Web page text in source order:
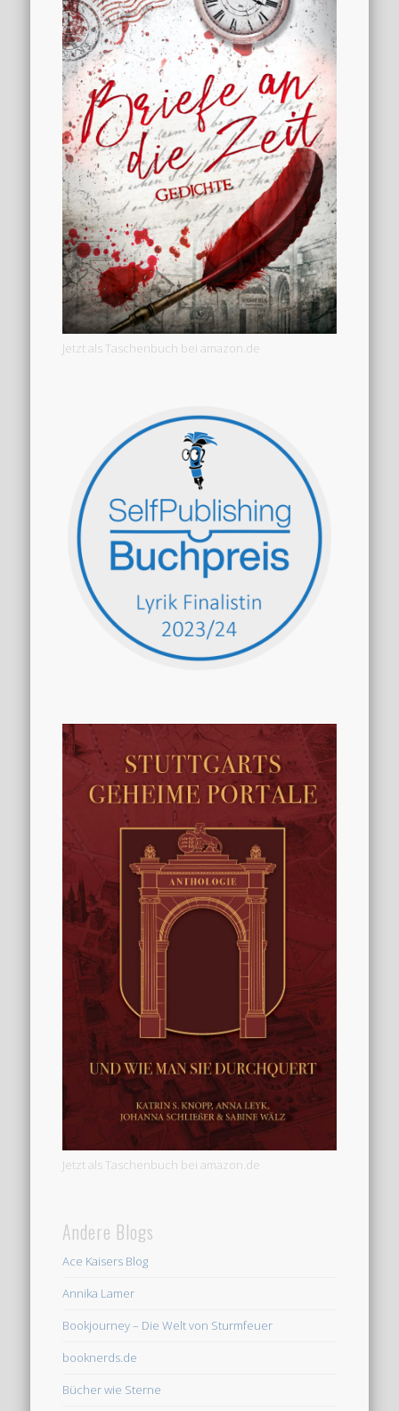
Jetzt als Taschenbuch bei amazon.de
Jetzt als Taschenbuch bei amazon.de
Andere Blogs
Ace Kaisers Blog
Annika Lamer
Bookjourney – Die Welt von Sturmfeuer
booknerds.de
Bücher wie Sterne